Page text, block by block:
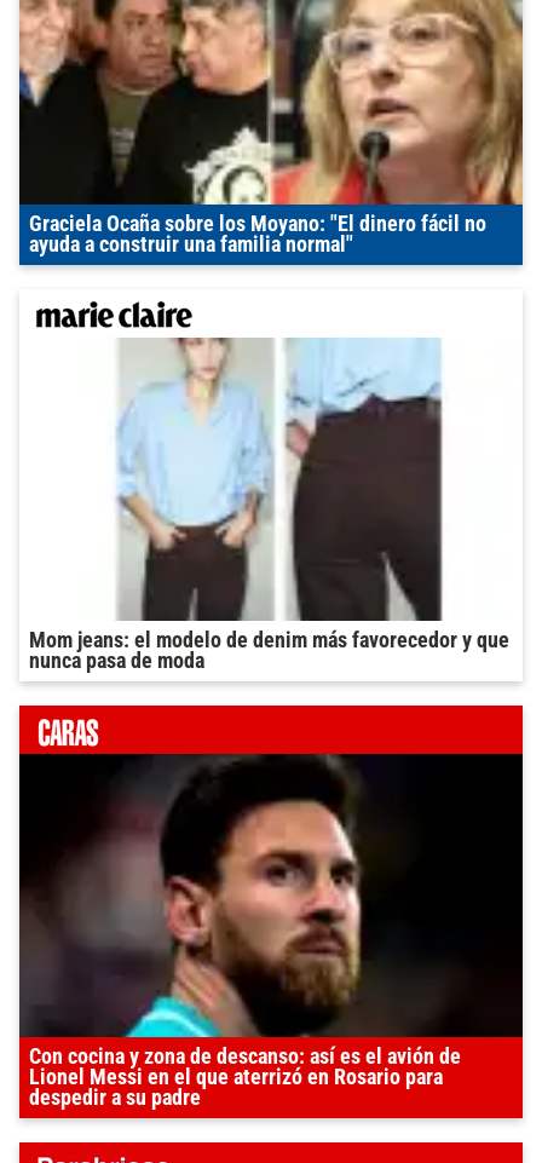
Graciela Ocaña sobre los Moyano: "El dinero fácil no
ayuda a construir una familia normal"
Mom jeans: el modelo de denim más favorecedor y que
nunca pasa de moda
Con cocina y zona de descanso: así es el avión de
Lionel Messi en el que aterrizó en Rosario para
despedir a su padre